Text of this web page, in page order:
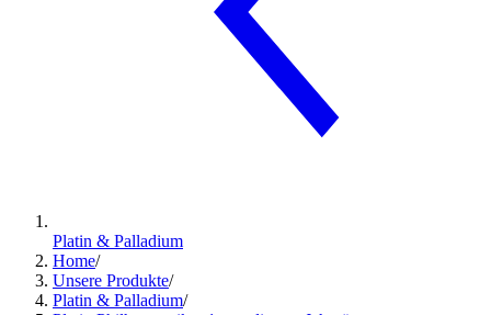
Platin & Palladium
Home/
Unsere Produkte/
Platin & Palladium/